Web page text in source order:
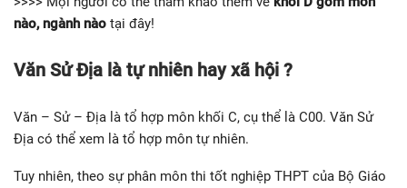
nào, ngành nào tại đây!
Văn Sử Địa là tự nhiên hay xã hội ?
Văn – Sử – Địa là tổ hợp môn khối C, cụ thể là C00. Văn Sử
Địa có thể xem là tổ hợp môn tự nhiên.
Tuy nhiên, theo sự phân môn thi tốt nghiệp THPT của Bộ Giáo